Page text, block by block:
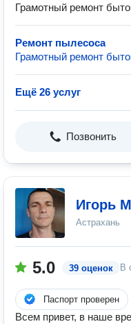
Грамотный ремонт
Ремонт пылесоса
Грамотный ремонт
Ещё 26 услуг
Позвонить
Игорь
Астрахань
5.0 39 оценок В
Паспорт проверен
Всем привет, в наше